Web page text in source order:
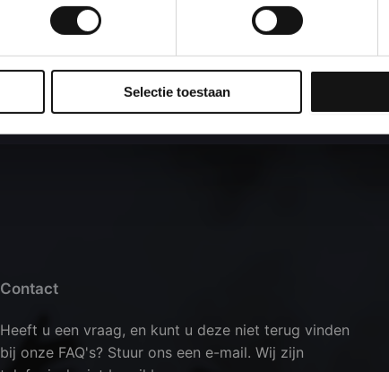
Selectie toestaan
Download
Contact
Heeft u een vraag, en kunt u deze niet terug vinden
bij onze FAQ's? Stuur ons een e-mail. Wij zijn